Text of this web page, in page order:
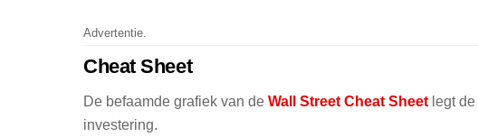
Advertentie.
Cheat Sheet
De befaamde grafiek van de Wall Street Cheat Sheet legt
investering.